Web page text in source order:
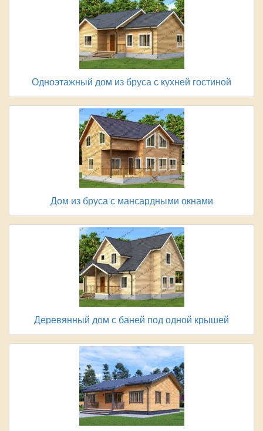
Одноэтажный дом из бруса с кухней гостиной
Дом из бруса с мансардными окнами
Деревянный дом с баней под одной крышей